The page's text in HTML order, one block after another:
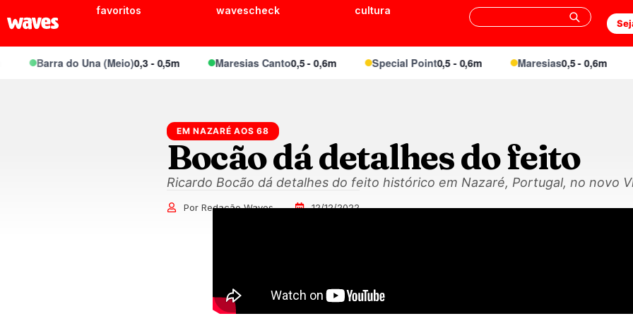
favoritos wavescheck cultura
Barra do Una (Meio)0,3 - 0,5m Maresias Canto0,5 - 0,6m Special Point0,5 - 0,6m Maresias0,5 - 0,6m
EM NAZARÉ AOS 68
Bocão dá detalhes do feito
Ricardo Bocão dá detalhes do feito histórico em Nazaré, Portugal, no novo
Por Redação Waves 12/12/2022